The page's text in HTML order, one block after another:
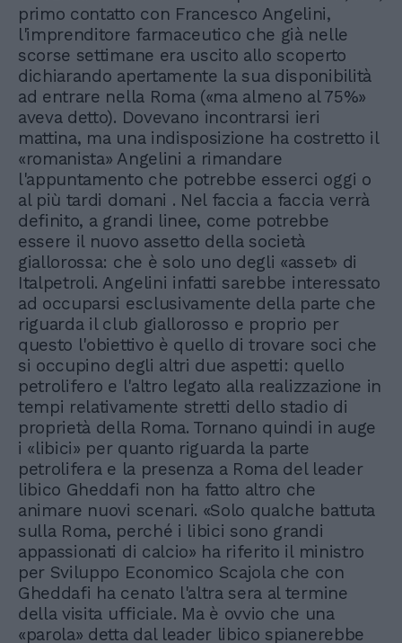
primo contatto con Francesco Angelini,
l'imprenditore farmaceutico che già nelle
scorse settimane era uscito allo scoperto
dichiarando apertamente la sua disponibilità
ad entrare nella Roma («ma almeno al 75%»
aveva detto). Dovevano incontrarsi ieri
mattina, ma una indisposizione ha costretto il
«romanista» Angelini a rimandare
l'appuntamento che potrebbe esserci oggi o
al più tardi domani . Nel faccia a faccia verrà
definito, a grandi linee, come potrebbe
essere il nuovo assetto della società
giallorossa: che è solo uno degli «asset» di
Italpetroli. Angelini infatti sarebbe interessato
ad occuparsi esclusivamente della parte che
riguarda il club giallorosso e proprio per
questo l'obiettivo è quello di trovare soci che
si occupino degli altri due aspetti: quello
petrolifero e l'altro legato alla realizzazione in
tempi relativamente stretti dello stadio di
proprietà della Roma. Tornano quindi in auge
i «libici» per quanto riguarda la parte
petrolifera e la presenza a Roma del leader
libico Gheddafi non ha fatto altro che
animare nuovi scenari. «Solo qualche battuta
sulla Roma, perché i libici sono grandi
appassionati di calcio» ha riferito il ministro
per Sviluppo Economico Scajola che con
Gheddafi ha cenato l'altra sera al termine
della visita ufficiale. Ma è ovvio che una
«parola» detta dal leader libico spianerebbe